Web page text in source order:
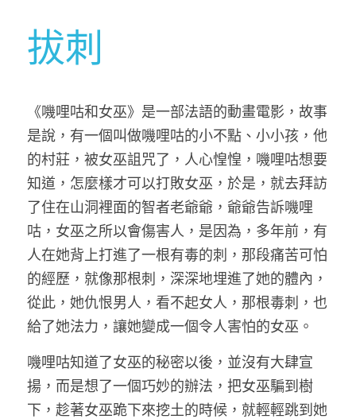
拔刺
《嘰哩咕和女巫》是一部法語的動畫電影，故事
是說，有一個叫做嘰哩咕的小不點、小小孩，他
的村莊，被女巫詛咒了，人心惶惶，嘰哩咕想要
知道，怎麼樣才可以打敗女巫，於是，就去拜訪
了住在山洞裡面的智者老爺爺，爺爺告訴嘰哩
咕，女巫之所以會傷害人，是因為，多年前，有
人在她背上打進了一根有毒的刺，那段痛苦可怕
的經歷，就像那根刺，深深地埋進了她的體內，
從此，她仇恨男人，看不起女人，那根毒刺，也
給了她法力，讓她變成一個令人害怕的女巫。
嘰哩咕知道了女巫的秘密以後，並沒有大肆宣
揚，而是想了一個巧妙的辦法，把女巫騙到樹
下，趁著女巫跪下來挖土的時候，就輕輕跳到她